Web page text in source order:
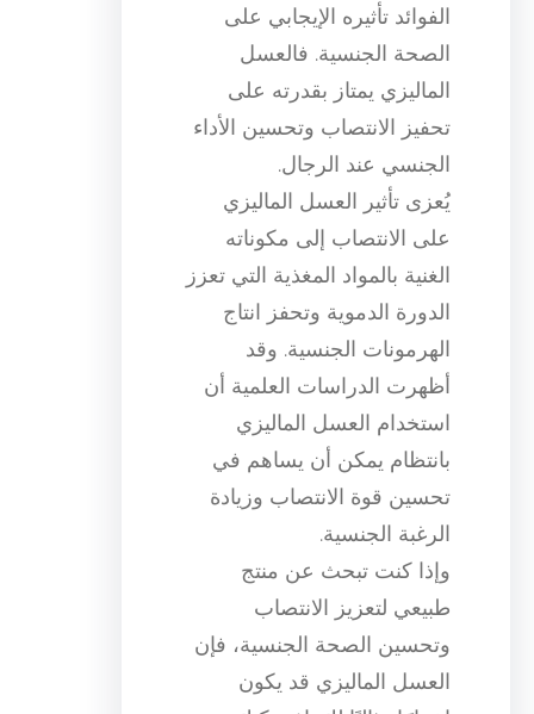
الفوائد تأثيره الإيجابي على
الصحة الجنسية. فالعسل
الماليزي يمتاز بقدرته على
تحفيز الانتصاب وتحسين الأداء
الجنسي عند الرجال.
يُعزى تأثير العسل الماليزي
على الانتصاب إلى مكوناته
الغنية بالمواد المغذية التي تعزز
الدورة الدموية وتحفز انتاج
الهرمونات الجنسية. وقد
أظهرت الدراسات العلمية أن
استخدام العسل الماليزي
بانتظام يمكن أن يساهم في
تحسين قوة الانتصاب وزيادة
الرغبة الجنسية.
وإذا كنت تبحث عن منتج
طبيعي لتعزيز الانتصاب
وتحسين الصحة الجنسية، فإن
العسل الماليزي قد يكون